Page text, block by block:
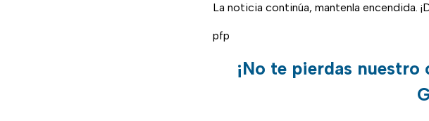
La noticia continúa, mantenla encendida.
pfp
¡No te pierdas